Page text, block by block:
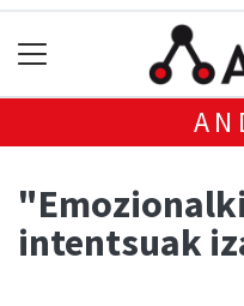
intentsuak